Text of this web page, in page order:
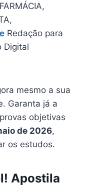
Redação para
Digital
mesmo a sua
Garanta já a
objetivas
de 2026,
os estudos.
Apostila